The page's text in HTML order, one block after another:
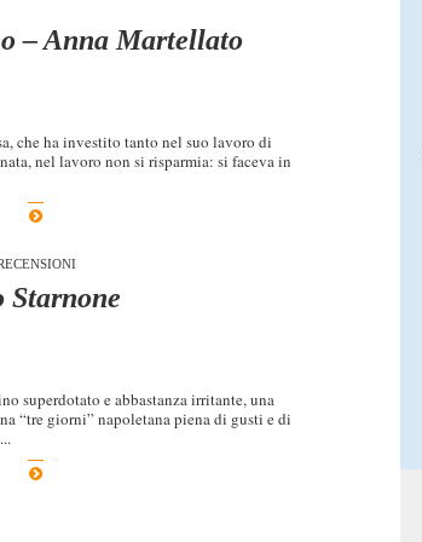
– Anna Martellato
che ha investito tanto nel suo lavoro di
nel lavoro non si risparmia: si faceva in
Starnone
superdotato e abbastanza irritante, una
“tre giorni” napoletana piena di gusti e di